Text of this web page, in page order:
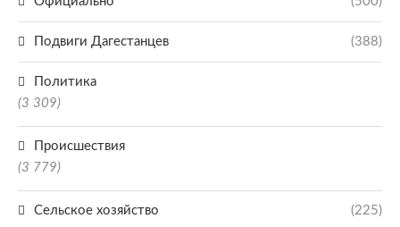
Подвиги Дагестанцев (388)
Политика
(3 309)
Происшествия
(3 779)
Сельское хозяйство (225)